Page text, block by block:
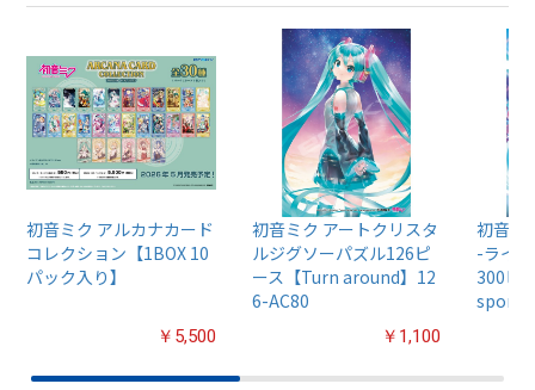
初音ミク アルカナカード
コレクション【1BOX 10
パック入り】
￥5,500
初音ミク アートクリスタ
ルジグソーパズル126ピ
ース【Turn around】12
6-AC80
￥1,100
初音ミ
-ライ
300ピ